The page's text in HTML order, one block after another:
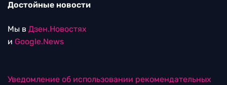
Достойные новости
Мы в Дзен.Новостях
и Google.News
Уведомление об использовании рекомендательных